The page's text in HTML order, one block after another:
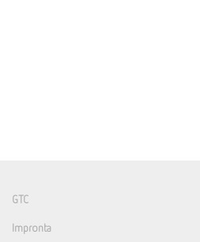
GTC
Impronta